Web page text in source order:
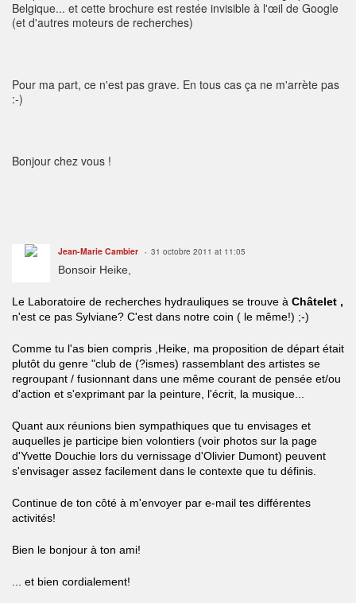
Belgique... et cette brochure est restée invisible à l'œil de Google
(et d'autres moteurs de recherches)
Pour ma part, ce n'est pas grave. En tous cas ça ne m'arrète pas
:-)
Bonjour chez vous !
Jean-Marie Cambier 31 octobre 2011 at 11:05
Bonsoir Heike,
Le Laboratoire de recherches hydrauliques se trouve à Châtelet ,
n'est ce pas Sylviane? C'est dans notre coin ( le même!) ;-)
Comme tu l'as bien compris ,Heike, ma proposition de départ était
plutôt du genre "club de (?ismes) rassemblant des artistes se
regroupant / fusionnant dans une même courant de pensée et/ou
d'action et s'exprimant par la peinture, l'écrit, la musique...
Quant aux réunions bien sympathiques que tu envisages et
auquelles je participe bien volontiers (voir photos sur la page
d'Yvette Douchie lors du vernissage d'Olivier Dumont) peuvent
s'envisager assez facilement dans le contexte que tu définis.
Continue de ton côté à m'envoyer par e-mail tes différentes
activités!
Bien le bonjour à ton ami!
... et bien cordialement!